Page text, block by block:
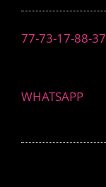
77-73-17-88-37
WHATSAPP